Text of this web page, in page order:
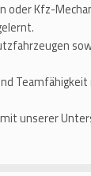
oder Kfz-
unserer